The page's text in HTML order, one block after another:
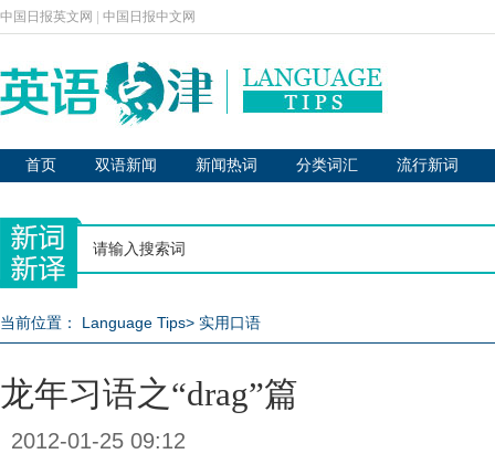
中国日报英文网 中国日报中文网
首页 双语新闻 新闻热词 分类词汇 流行新词
当前位置： Language Tips> 实用口语
龙年习语之“drag”篇
2012-01-25 09:12